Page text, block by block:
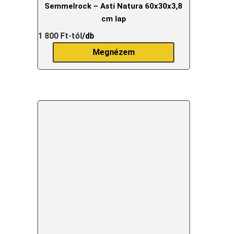
Semmelrock – Asti Natura 60x30x3,8
cm lap
1 800 Ft-tól/db
Megnézem